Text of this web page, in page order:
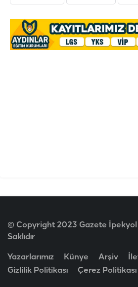
© Copyright 2023 Gazete İpekyol
Saklıdır
Yazarlarımız Künye Arşiv
Gizlilik Politikası
Çerez Politikası